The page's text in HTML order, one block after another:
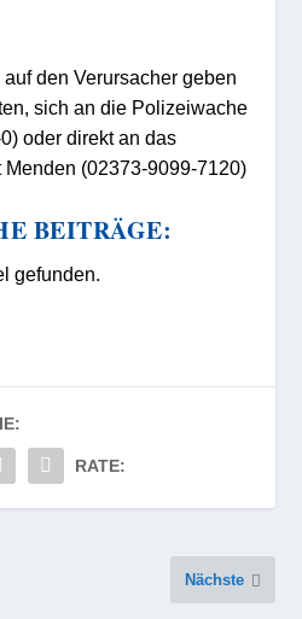
den Verursacher geben
, sich an die Polizeiwache
oder direkt an das
Menden (02373-9099-7120)
BEITRÄGE:
gefunden.
RATE:
Nächste